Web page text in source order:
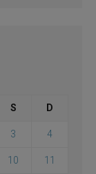
S D
3 4
10 11